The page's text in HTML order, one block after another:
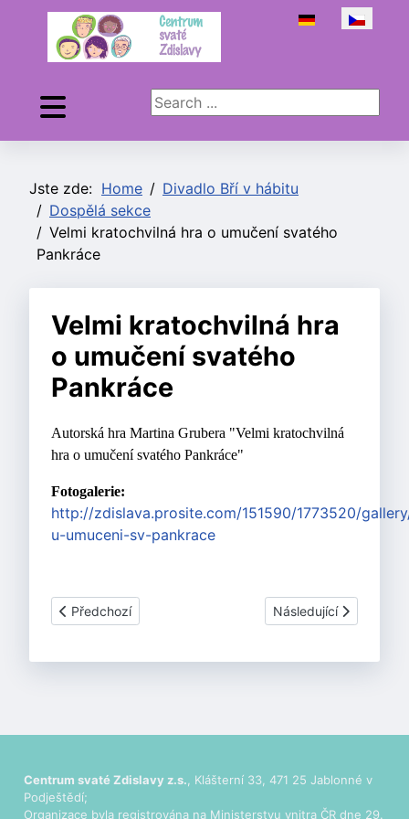
Zvolte jazyk
Search ...
Jste zde: Home
Divadlo Bří v hábitu
Dospělá sekce
Velmi kratochvilná hra o umučení svatého
Pankráce
Velmi kratochvilná hra
o umučení svatého
Pankráce
Autorská hra Martina Grubera "Velmi kratochvilná
hra o umučení svatého Pankráce"
Fotogalerie:
http://zdislava.prosite.com/151590/1773520/
u-umuceni-sv-pankrace
Předchozí článek: Karkulka
Předchozí Další článek: Abrahám
Následující
Centrum svaté Zdislavy z.s., Klášterní 33, 471 25 Jablonné v
Podještědí;
Organizace byla registrována na Ministerstvu vnitra ČR dne 29.